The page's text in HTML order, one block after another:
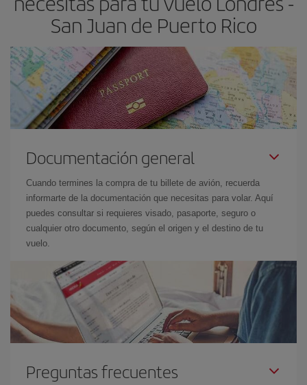
San Juan de Puerto Rico
Documentación general
Cuando termines la compra de tu billete de avión, recuerda
informarte de la documentación que necesitas para volar. Aquí
puedes consultar si requieres visado, pasaporte, seguro o
cualquier otro documento, según el origen y el destino de tu
vuelo.
Preguntas frecuentes